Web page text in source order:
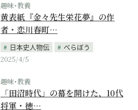
趣味･教養
黄表紙『金々先生栄花夢』の作
者・恋川春町…
日本史人物伝
べらぼう
2025/4/5
趣味･教養
「田沼時代」の幕を開けた、10代
将軍・徳…